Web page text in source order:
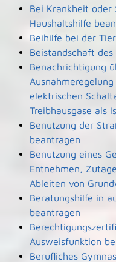
Bei Krankheit oder
Haushaltshilfe
Beihilfe bei der
Beistandschaft
Benachrichtigung
elektrischen
Treibhausgase als
Benutzung der
beantragen
Benutzung eines
Entnehmen,
Ableiten von
Beratungshilfe in
beantragen
Ausweisfunktion
Berufliches